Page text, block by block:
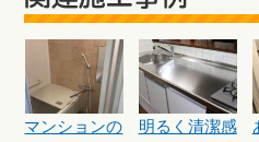
マンションの
明るく清潔感